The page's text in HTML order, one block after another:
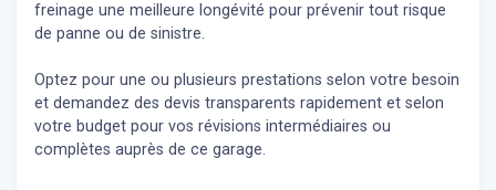
freinage une meilleure longévité pour prévenir tout risque
de panne ou de sinistre.
Optez pour une ou plusieurs prestations selon votre besoin
et demandez des devis transparents rapidement et selon
votre budget pour vos révisions intermédiaires ou
complètes auprès de ce garage.